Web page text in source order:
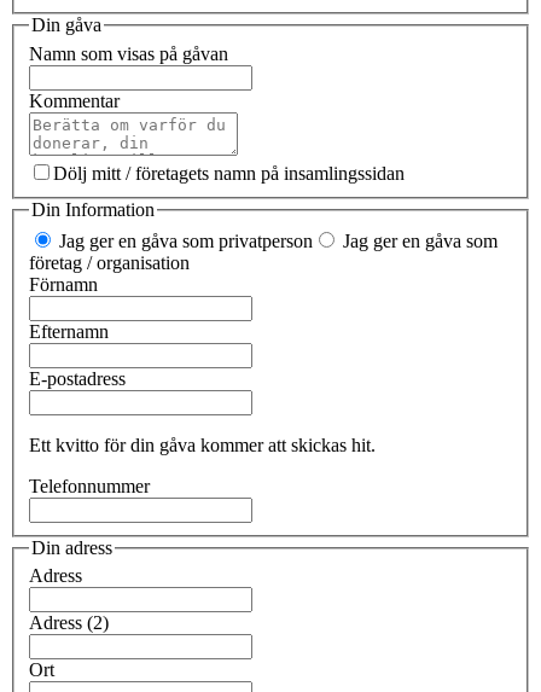
Din gåva
Namn som visas på gåvan
Kommentar
Dölj mitt / företagets namn på insamlingssidan
Din Information
Jag ger en gåva som privatperson
Jag ger en gåva som
företag / organisation
Förnamn
Efternamn
E-postadress
Ett kvitto för din gåva kommer att skickas hit.
Telefonnummer
Din adress
Adress
Adress (2)
Ort